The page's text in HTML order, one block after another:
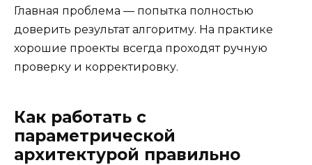
Главная проблема — попытка полностью
доверить результат алгоритму. На практике
хорошие проекты всегда проходят ручную
проверку и корректировку.
Как работать с
параметрической
архитектурой правильно